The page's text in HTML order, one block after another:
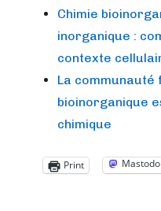
Chimie
inorganique :
contexte
La communauté
bioinorganique
chimique
Print